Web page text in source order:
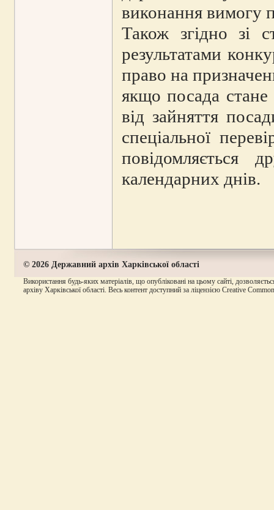
виконання вимогу
Також згідно зі
результатами
право на
якщо посада
від зайняття
спеціальної
повідомляється
календарних днів.
© 2026 Державний архів Харківської області
Використання будь-яких матеріалів, що опубліковані на цьому сайті,
архіву Харківської області. Весь контент доступний за ліцензією Creative